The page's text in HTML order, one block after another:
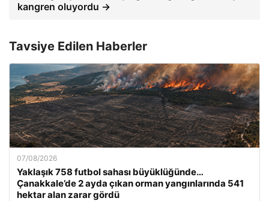
kangren oluyordu →
Tavsiye Edilen Haberler
07/08/2026
Yaklaşık 758 futbol sahası büyüklüğünde…
Çanakkale’de 2 ayda çıkan orman yangınlarında 541
hektar alan zarar gördü